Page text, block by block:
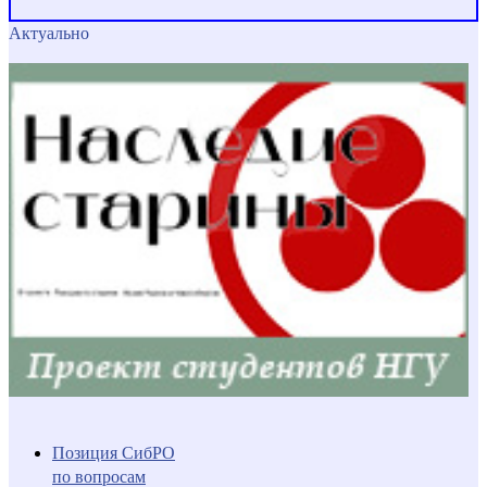
Актуально
Позиция СибРО
по вопросам